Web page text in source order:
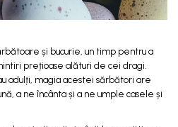
și bucurie, un timp pentru a
prețioase alături de cei dragi.
adulți, magia acestei sărbători are
a ne încânta și a ne umple casele și